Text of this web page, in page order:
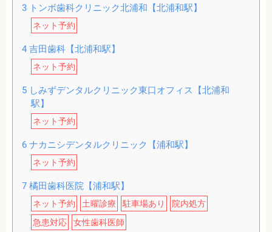
3トンボ歯科クリニック北浦和【北浦和駅】
ネット予約
4吉田歯科【北浦和駅】
ネット予約
5しみずデンタルクリニック東口オフィス【北浦和
駅】
ネット予約
6ナカニシデンタルクリニック【浦和駅】
ネット予約
7橘田歯科医院【浦和駅】
ネット予約 土曜診療 駐車場あり
院内処方
急患対応
女性歯科医師